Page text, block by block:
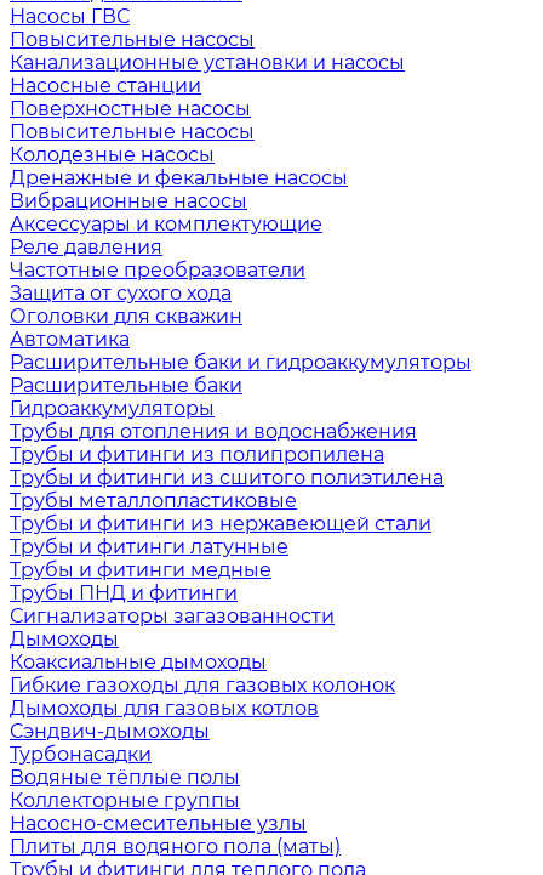
Насосы ГВС
Повысительные насосы
Канализационные установки и насосы
Насосные станции
Поверхностные насосы
Повысительные насосы
Колодезные насосы
Дренажные и фекальные насосы
Вибрационные насосы
Аксессуары и комплектующие
Реле давления
Частотные преобразователи
Защита от сухого хода
Оголовки для скважин
Автоматика
Расширительные баки и гидроаккумуляторы
Расширительные баки
Гидроаккумуляторы
Трубы для отопления и водоснабжения
Трубы и фитинги из полипропилена
Трубы и фитинги из сшитого полиэтилена
Трубы металлопластиковые
Трубы и фитинги из нержавеющей стали
Трубы и фитинги латунные
Трубы и фитинги медные
Трубы ПНД и фитинги
Сигнализаторы загазованности
Дымоходы
Коаксиальные дымоходы
Гибкие газоходы для газовых колонок
Дымоходы для газовых котлов
Сэндвич-дымоходы
Турбонасадки
Водяные тёплые полы
Коллекторные группы
Насосно-смесительные узлы
Плиты для водяного пола (маты)
Трубы и фитинги для теплого пола